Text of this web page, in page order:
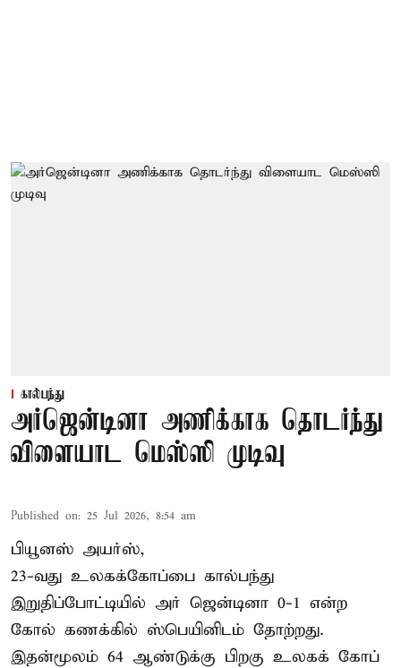
கால்பந்து
அர்ஜென்டினா அணிக்காக தொடர்ந்து
விளையாட மெஸ்ஸி முடிவு
Published on: 25 Jul 2026, 8:54 am
பியூனஸ் அயர்ஸ்,
23-வது உலகக்கோப்பை கால்பந்து
இறுதிப்போட்டியில் அர் ஜென்டினா 0-1 என்ற
கோல் கணக்கில் ஸ்பெயினிடம் தோற்றது.
இதன்மூலம் 64 ஆண்டுக்கு பிறகு உலகக் கோப்